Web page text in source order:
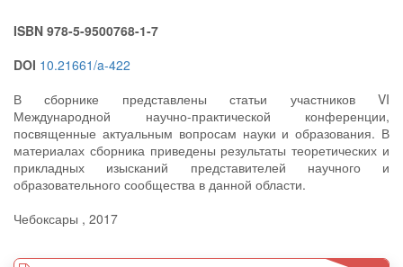
ISBN 978-5-9500768-1-7
DOI 10.21661/a-422
В сборнике представлены статьи участников VI
Международной научно-практической конференции,
посвященные актуальным вопросам науки и образования. В
материалах сборника приведены результаты теоретических и
прикладных изысканий представителей научного и
образовательного сообщества в данной области.
Чебоксары , 2017